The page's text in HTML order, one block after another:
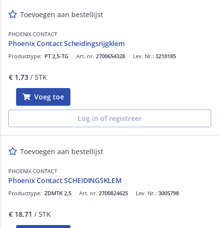
Toevoegen aan bestellijst
PHOENIX CONTACT
Phoenix Contact Scheidingsrijgklem
Art. nr. 2700654328
Producttype: PT 2,5-TG Lev. Nr.: 3210185
€ 1,73 / STK
Voeg toe
Log in of registreer
Toevoegen aan bestellijst
PHOENIX CONTACT
Phoenix Contact SCHEIDINGSKLEM
Art. nr. 2700824625
Producttype: ZDMTK 2,5 Lev. Nr.: 3005798
€ 18,71 / STK